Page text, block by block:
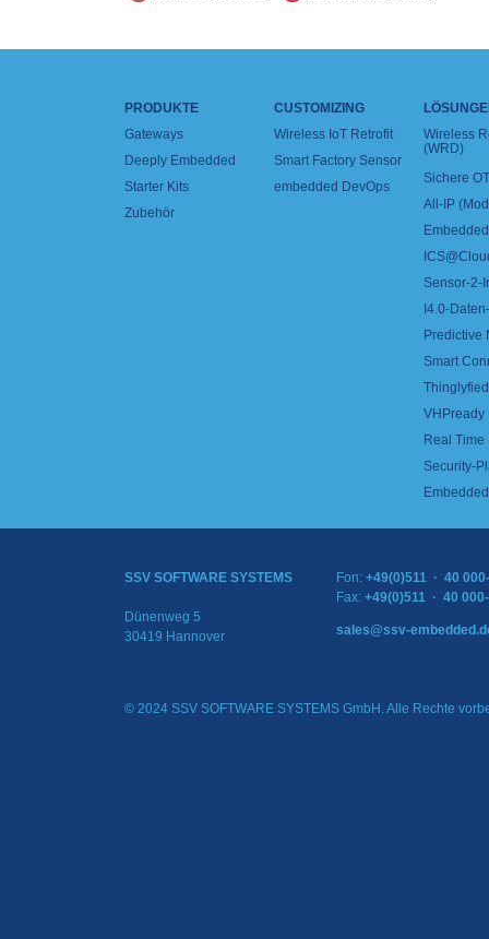
PRODUKTE
Gateways
Deeply Embedded
Starter Kits
Zubehör
CUSTOMIZING
Wireless IoT Retrofit
Smart Factory Sensor
embedded DevOps
Wireless
(WRD)
Sichere
All-IP
Sensor-2-
I4.0-
Predictive
Smart
VHPready
Real
Security-
SSV SOFTWARE SYSTEMS
Dünenweg 5
30419 Hannover
Fon: +49(0)511 · 40
Fax: +49(0)511 · 40
sales@ssv-
© 2024 SSV SOFTWARE SYSTEMS GmbH. Alle Rechte